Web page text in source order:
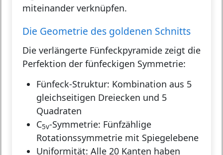
miteinander verknüpfen.
Die Geometrie des goldenen Schnitts
Die verlängerte Fünfeckpyramide zeigt die
Perfektion der fünfeckigen Symmetrie:
Fünfeck-Struktur: Kombination aus 5
gleichseitigen Dreiecken und 5
Quadraten
C5v-Symmetrie: Fünfzählige
Rotationssymmetrie mit Spiegelebene
Uniformität: Alle 20 Kanten haben